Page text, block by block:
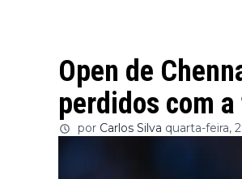
Open de
perdidos com
por Carlos Silva quarta-feira,